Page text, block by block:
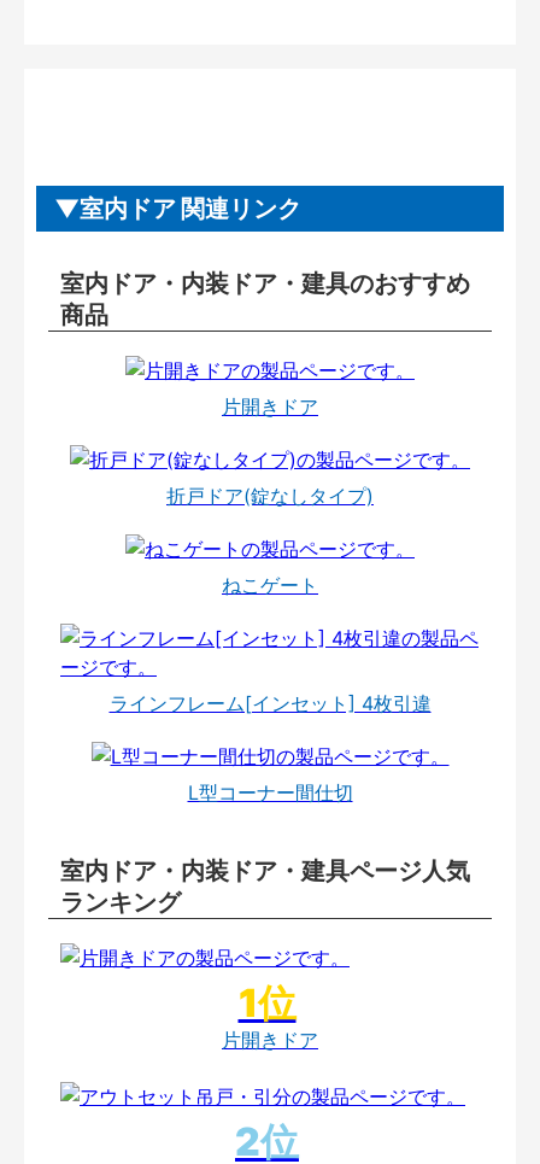
室内ドア 関連リンク
室内ドア・内装ドア・建具のおすすめ
商品
片開きドア
折戸ドア(錠なしタイプ)
ねこゲート
ラインフレーム[インセット] 4枚引違
L型コーナー間仕切
室内ドア・内装ドア・建具ページ人気
ランキング
片開きドア